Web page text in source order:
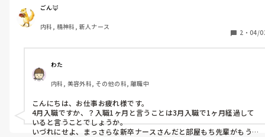
な…、でも自分でどんどんやってかないと覚えれないしという気
持ちもあるし…。
わからない事は確認してる、それでもこれでいいのか？と思う事
はたくさんあるから逐一過去の記録見たり確認してたら、進みが
遅くて後手後手になるし…。
できなくて当たり前と思っていても、周りの先輩たちにヤバいや
つ認定されたらどうしようとか、考えちゃう…。
もっと周りの看護師さんたちとコミニケーションを密にとって今
の自分の立ち位置や役割を明確にして働きたいなぁ。これでいい
のかどうかも正解なのかなんなのかもわかんねぇ。
ごん🦊
内科, 精神科, 新人ナース
2 ・ 04/
わた
内科, 美容外科, その他の科, 離職中
こんにちは、お仕事お疲れ様です。
4月入職ですか、？入職1ヶ月と言うことは3月入職で1ヶ月経過して
いると言うことでしょうか。
いづれにせよ、まっさらな新卒ナースさんだと部屋もち先輩がもう1